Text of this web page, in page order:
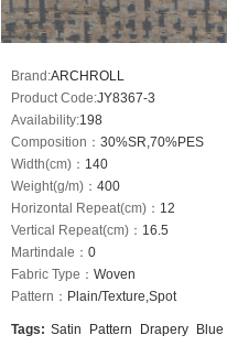
Brand:ARCHROLL
Product Code:JY8367-3
Availability:198
Composition： 30%SR,70%PES
Width(cm)： 140
Weight(g/m)： 400
Horizontal Repeat(cm)： 12
Vertical Repeat(cm)： 16.5
Martindale： 0
Fabric Type： Woven
Pattern： Plain/Texture,Spot
Tags: Satin Pattern Drapery Blue